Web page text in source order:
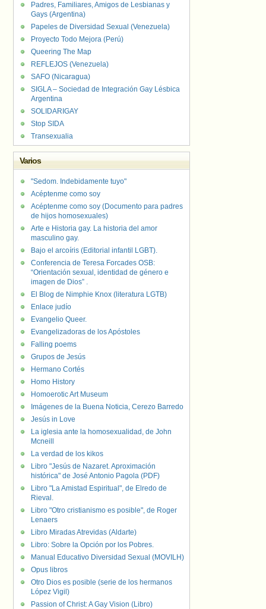
Padres, Familiares, Amigos de Lesbianas y
Gays (Argentina)
Papeles de Diversidad Sexual (Venezuela)
Proyecto Todo Mejora (Perú)
Queering The Map
REFLEJOS (Venezuela)
SAFO (Nicaragua)
SIGLA – Sociedad de Integración Gay Lésbica
Argentina
SOLIDARIGAY
Stop SIDA
Transexualia
Varios
"Sedom. Indebidamente tuyo"
Acéptenme como soy
Acéptenme como soy (Documento para padres
de hijos homosexuales)
Arte e Historia gay. La historia del amor
masculino gay.
Bajo el arcoíris (Editorial infantil LGBT).
Conferencia de Teresa Forcades OSB:
“Orientación sexual, identidad de género e
imagen de Dios” .
El Blog de Nimphie Knox (literatura LGTB)
Enlace judío
Evangelio Queer.
Evangelizadoras de los Apóstoles
Falling poems
Grupos de Jesús
Hermano Cortés
Homo History
Homoerotic Art Museum
Imágenes de la Buena Noticia, Cerezo Barredo
Jesús in Love
La iglesia ante la homosexualidad, de John
Mcneill
La verdad de los kikos
Libro "Jesús de Nazaret. Aproximación
histórica" de José Antonio Pagola (PDF)
Libro "La Amistad Espiritual", de Elredo de
Rieval.
Libro "Otro cristianismo es posible", de Roger
Lenaers
Libro Miradas Atrevidas (Aldarte)
Libro: Sobre la Opción por los Pobres.
Manual Educativo Diversidad Sexual (MOVILH)
Opus libros
Otro Dios es posible (serie de los hermanos
López Vigil)
Passion of Christ: A Gay Vision (Libro)